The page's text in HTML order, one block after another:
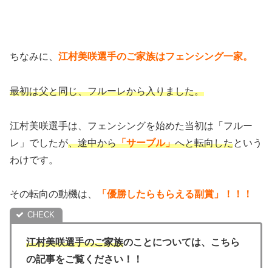
ちなみに、 江村美咲選手のご家族はフェンシング一家。
最初は父と同じ、フルーレから入りました。
江村美咲選手は、フェンシングを始めた当初は「フルー
レ」でしたが、途中から「サーブル」へと転向したという
わけです。
その転向の動機は、 「優勝したらもらえる副賞」！！！
江村美咲選手のご家族のことについては、こちら
の記事をご覧ください！！